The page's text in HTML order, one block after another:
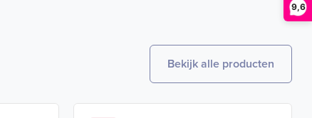
9,6
Bekijk alle producten